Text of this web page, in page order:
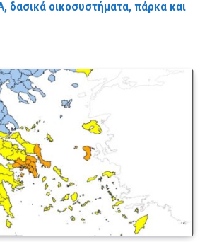
δασικά οικοσυστήματα, πάρκα και